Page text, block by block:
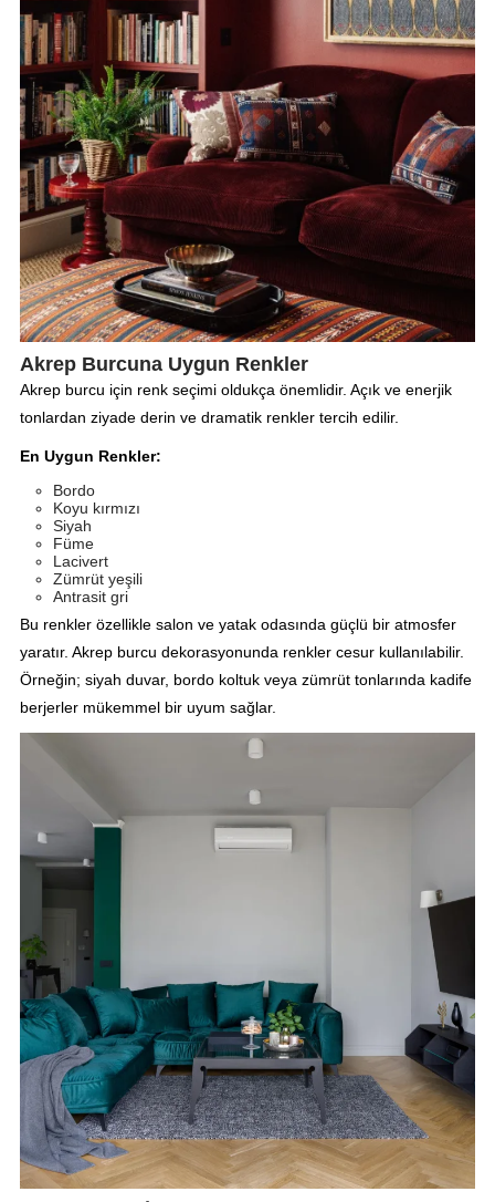
Akrep Burcuna Uygun Renkler
Akrep burcu için renk seçimi oldukça önemlidir. Açık ve enerjik
tonlardan ziyade derin ve dramatik renkler tercih edilir.
En Uygun Renkler:
Bordo
Koyu kırmızı
Siyah
Füme
Lacivert
Zümrüt yeşili
Antrasit gri
Bu renkler özellikle salon ve yatak odasında güçlü bir atmosfer
yaratır. Akrep burcu dekorasyonunda renkler cesur kullanılabilir.
Örneğin; siyah duvar, bordo koltuk veya zümrüt tonlarında kadife
berjerler mükemmel bir uyum sağlar.